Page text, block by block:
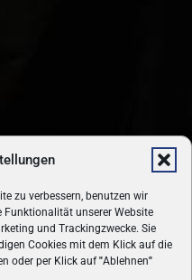
zu verbessern, benutzen wir
Funktionalität unserer Website
und Trackingzwecke. Sie
Cookies mit dem Klick auf die
oder per Klick auf"Ablehnen"